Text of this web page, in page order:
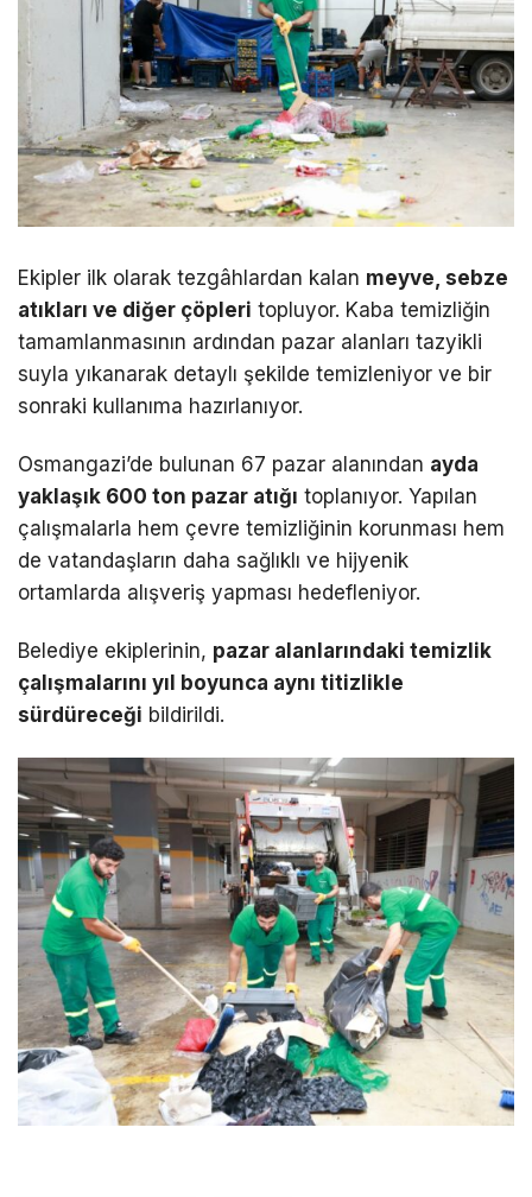
Ekipler ilk olarak tezgâhlardan kalan meyve, sebze
atıkları ve diğer çöpleri topluyor. Kaba temizliğin
tamamlanmasının ardından pazar alanları tazyikli
suyla yıkanarak detaylı şekilde temizleniyor ve bir
sonraki kullanıma hazırlanıyor.
Osmangazi’de bulunan 67 pazar alanından ayda
yaklaşık 600 ton pazar atığı toplanıyor. Yapılan
çalışmalarla hem çevre temizliğinin korunması hem
de vatandaşların daha sağlıklı ve hijyenik
ortamlarda alışveriş yapması hedefleniyor.
Belediye ekiplerinin, pazar alanlarındaki temizlik
çalışmalarını yıl boyunca aynı titizlikle
sürdüreceği bildirildi.